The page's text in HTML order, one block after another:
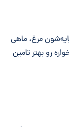
مرغ، ماهی
رو بهتر تامین